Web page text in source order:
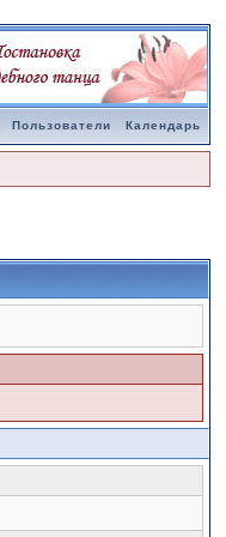
Пользователи Календарь